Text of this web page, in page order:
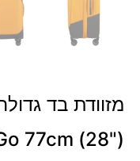
מזוודת בד
77cm (28")